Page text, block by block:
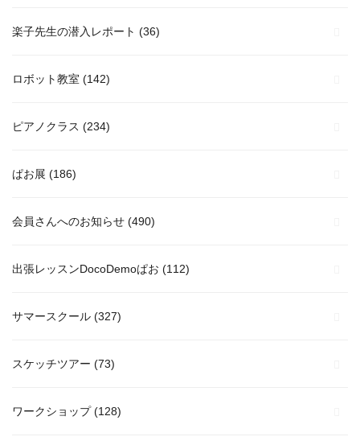
楽子先生の潜入レポート (36)
ロボット教室 (142)
ピアノクラス (234)
ぱお展 (186)
会員さんへのお知らせ (490)
出張レッスンDocoDemoぱお (112)
サマースクール (327)
スケッチツアー (73)
ワークショップ(128)